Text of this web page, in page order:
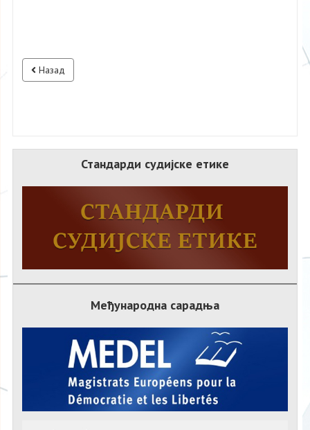
Назад
Стандарди судијске етике
Међународна сарадња